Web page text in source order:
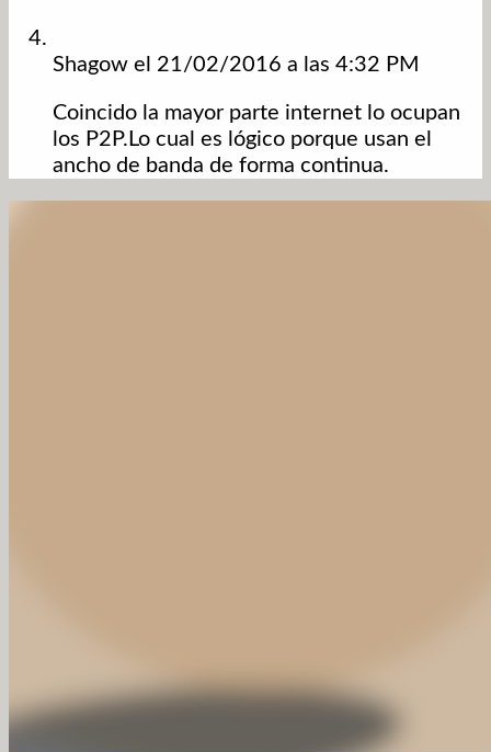
Shagow el 21/02/2016 a las 4:32 PM
Coincido la mayor parte internet lo ocupan
los P2P.Lo cual es lógico porque usan el
ancho de banda de forma continua.